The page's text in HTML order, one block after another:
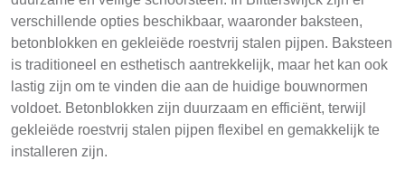
verschillende opties beschikbaar, waaronder baksteen,
betonblokken en gekleiëde roestvrij stalen pijpen. Baksteen
is traditioneel en esthetisch aantrekkelijk, maar het kan ook
lastig zijn om te vinden die aan de huidige bouwnormen
voldoet. Betonblokken zijn duurzaam en efficiënt, terwijl
gekleiëde roestvrij stalen pijpen flexibel en gemakkelijk te
installeren zijn.